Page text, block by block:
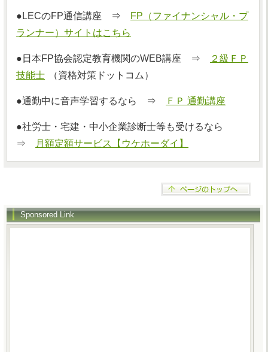
●LECのFP通信講座 ⇒
FP（ファイナンシャル・プ
ランナー）サイトはこちら
●日本FP協会認定教育機関のWEB講座 ⇒
２級ＦＰ
技能士
（資格対策ドットコム）
●通勤中に音声学習するなら ⇒ ＦＰ 通勤講座
●社労士・宅建・中小企業診断士等も受けるなら
⇒
月額定額サービス【ウケホーダイ】
Sponsored Link